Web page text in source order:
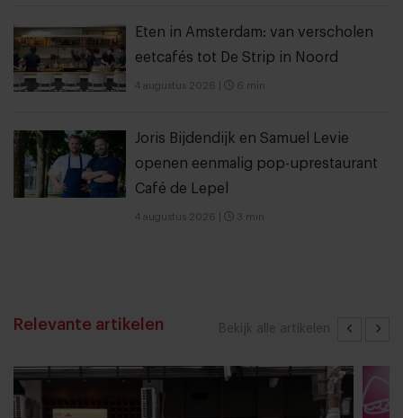
Eten in Amsterdam: van verscholen
eetcafés tot De Strip in Noord
4 augustus 2026 6 min
Joris Bijdendijk en Samuel Levie
openen eenmalig pop-uprestaurant
Café de Lepel
4 augustus 2026 3 min
Bekijk alle artikelen
Relevante artikelen